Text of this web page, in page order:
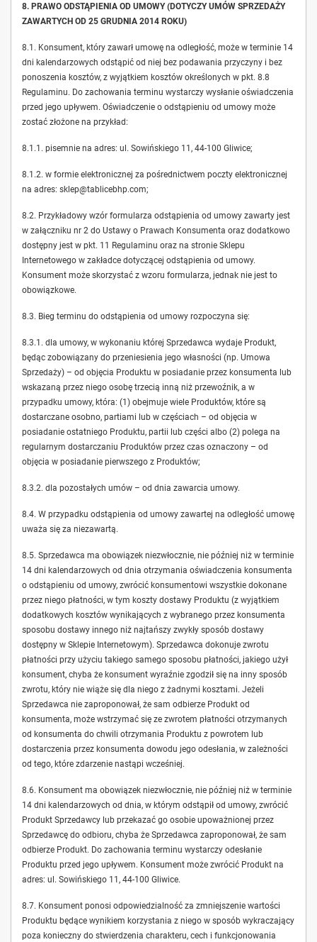
8. PRAWO ODSTĄPIENIA OD UMOWY (DOTYCZY UMÓW SPRZEDAŻY
ZAWARTYCH OD 25 GRUDNIA 2014 ROKU)
8.1. Konsument, który zawarł umowę na odległość, może w terminie 14
dni kalendarzowych odstąpić od niej bez podawania przyczyny i bez
ponoszenia kosztów, z wyjątkiem kosztów określonych w pkt. 8.8
Regulaminu. Do zachowania terminu wystarczy wysłanie oświadczenia
przed jego upływem. Oświadczenie o odstąpieniu od umowy może
zostać złożone na przykład:
8.1.1. pisemnie na adres: ul. Sowińskiego 11, 44-100 Gliwice;
8.1.2. w formie elektronicznej za pośrednictwem poczty elektronicznej
na adres: sklep@tablicebhp.com;
8.2. Przykładowy wzór formularza odstąpienia od umowy zawarty jest
w załączniku nr 2 do Ustawy o Prawach Konsumenta oraz dodatkowo
dostępny jest w pkt. 11 Regulaminu oraz na stronie Sklepu
Internetowego w zakładce dotyczącej odstąpienia od umowy.
Konsument może skorzystać z wzoru formularza, jednak nie jest to
obowiązkowe.
8.3. Bieg terminu do odstąpienia od umowy rozpoczyna się:
8.3.1. dla umowy, w wykonaniu której Sprzedawca wydaje Produkt,
będąc zobowiązany do przeniesienia jego własności (np. Umowa
Sprzedaży) – od objęcia Produktu w posiadanie przez konsumenta lub
wskazaną przez niego osobę trzecią inną niż przewoźnik, a w
przypadku umowy, która: (1) obejmuje wiele Produktów, które są
dostarczane osobno, partiami lub w częściach – od objęcia w
posiadanie ostatniego Produktu, partii lub części albo (2) polega na
regularnym dostarczaniu Produktów przez czas oznaczony – od
objęcia w posiadanie pierwszego z Produktów;
8.3.2. dla pozostałych umów – od dnia zawarcia umowy.
8.4. W przypadku odstąpienia od umowy zawartej na odległość umowę
uważa się za niezawartą.
8.5. Sprzedawca ma obowiązek niezwłocznie, nie później niż w terminie
14 dni kalendarzowych od dnia otrzymania oświadczenia konsumenta
o odstąpieniu od umowy, zwrócić konsumentowi wszystkie dokonane
przez niego płatności, w tym koszty dostawy Produktu (z wyjątkiem
dodatkowych kosztów wynikających z wybranego przez konsumenta
sposobu dostawy innego niż najtańszy zwykły sposób dostawy
dostępny w Sklepie Internetowym). Sprzedawca dokonuje zwrotu
płatności przy użyciu takiego samego sposobu płatności, jakiego użył
konsument, chyba że konsument wyraźnie zgodził się na inny sposób
zwrotu, który nie wiąże się dla niego z żadnymi kosztami. Jeżeli
Sprzedawca nie zaproponował, że sam odbierze Produkt od
konsumenta, może wstrzymać się ze zwrotem płatności otrzymanych
od konsumenta do chwili otrzymania Produktu z powrotem lub
dostarczenia przez konsumenta dowodu jego odesłania, w zależności
od tego, które zdarzenie nastąpi wcześniej.
8.6. Konsument ma obowiązek niezwłocznie, nie później niż w terminie
14 dni kalendarzowych od dnia, w którym odstąpił od umowy, zwrócić
Produkt Sprzedawcy lub przekazać go osobie upoważnionej przez
Sprzedawcę do odbioru, chyba że Sprzedawca zaproponował, że sam
odbierze Produkt. Do zachowania terminu wystarczy odesłanie
Produktu przed jego upływem. Konsument może zwrócić Produkt na
adres: ul. Sowińskiego 11, 44-100 Gliwice.
8.7. Konsument ponosi odpowiedzialność za zmniejszenie wartości
Produktu będące wynikiem korzystania z niego w sposób wykraczający
poza konieczny do stwierdzenia charakteru, cech i funkcjonowania